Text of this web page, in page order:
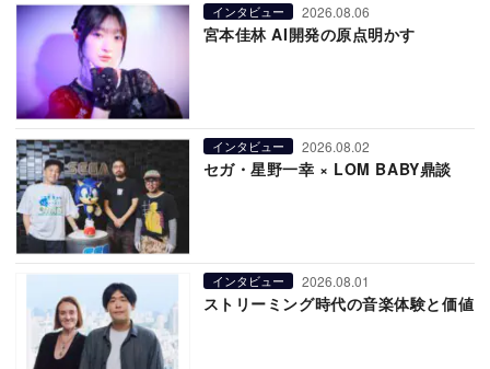
インタビュー 2026.08.06
宮本佳林 AI開発の原点明かす
インタビュー 2026.08.02
セガ・星野一幸 × LOM BABY鼎談
インタビュー 2026.08.01
ストリーミング時代の音楽体験と価値